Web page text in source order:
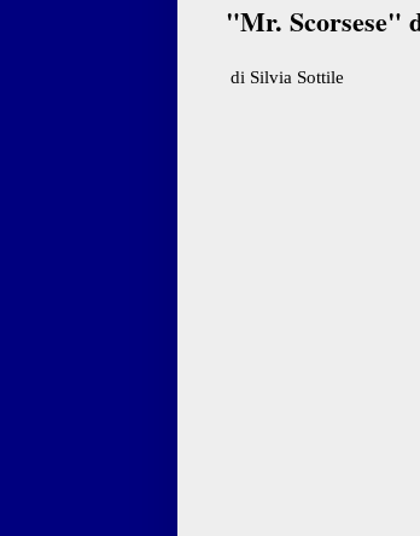
"Mr. Scorsese"
di Silvia Sottile